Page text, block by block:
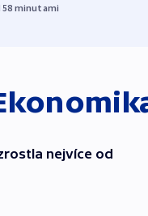
minutami
nejvíce od